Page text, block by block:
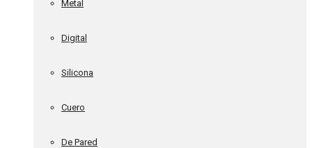
Metal
Digital
Silicona
Cuero
De Pared